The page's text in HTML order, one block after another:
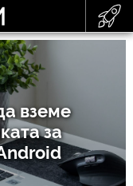
вземе
за